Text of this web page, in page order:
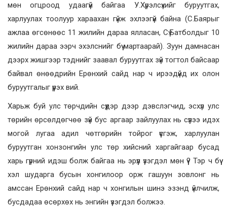
мөн огцроод удаагүй байгаа У.Хүрэлсүхийг буруутгах,
харлуулах тоолуур хараахан гүйж эхлээгүй байна (С.Баярыг
ажлаа өгсөнөөс 11 жилийн дараа ялласан, Сү.Батболдыг 10
жилийн дараа ээрч эхэлснийг бүү мартаарай). Зуун дамнасан
дээрх жишгээр тэднийг заавал буруутгах зүй тогтол байсаар
байвал өнөөдрийн Ерөнхий сайд нар ч ирээдүйд их олон
буруутгалыг үүрэх вий.
Харьж буй улс төрчдийн сүүдэр дээр дэвслэгчид, эсхүл улс
төрийн өрсөлдөгчөө зүй бус аргаар зайлуулах нь сүүлээ идэх
могой лугаа адил чөтгөрийн тойрог үүсгэж, харлуулан
буруутган хонзонгийн улс төр хийсний харгайгаар бусад
харь гүрний идэш болж байгаа нь эрүүл үзэгдэл мөн үү? Тэр ч бүү
хэл шударга бусын хонгилоор орж гашуун зовлонг нь
амссан Ерөнхий сайд нар ч хонгилын шинэ эзэнд үйлчилж,
бусдадаа өсөрхөх нь энгийн үзэгдэл болжээ.